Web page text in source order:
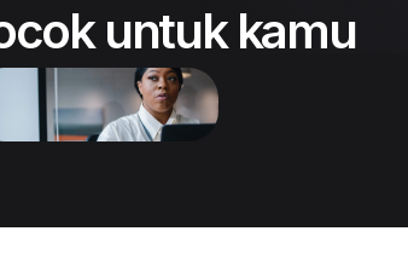
untuk kamu